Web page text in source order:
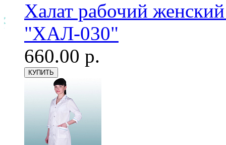
Халат рабочий
"ХАЛ-030"
660.00 р.